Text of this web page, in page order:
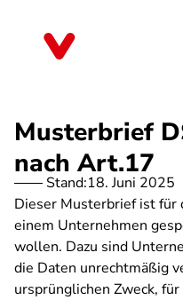
Musterbrief
nach Art.17
Stand:18. Juni 2025
Dieser Musterbrief ist für
einem Unternehmen
wollen. Dazu sind
die Daten unrechtmäßig
ursprünglichen Zweck,